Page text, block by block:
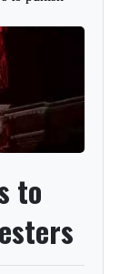
to